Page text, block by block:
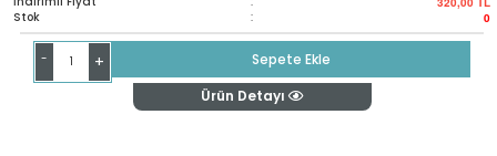
Stok : 0
- +
Sepete Ekle
Ürün Detayı